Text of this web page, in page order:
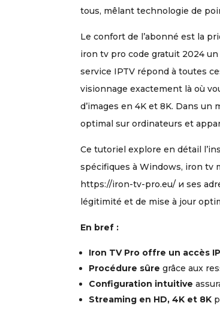
tous, mêlant technologie de
Le confort de l’abonné est la
iron tv pro code gratuit 2024
service IPTV répond à toutes
visionnage exactement là où
d’images en 4K et 8K. Dans
optimal sur ordinateurs et
Ce tutoriel explore en détail
spécifiques à Windows, iron tv
https://iron-tv-pro.eu/ и ses
légitimité et de mise à jour
En bref :
Iron TV Pro offre un accès
Procédure sûre grâce aux
Configuration intuitive
Streaming en HD, 4K et 8K